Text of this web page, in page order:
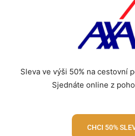
Sleva ve výši 50% na cestovní
Sjednáte online z
CHCI 50%